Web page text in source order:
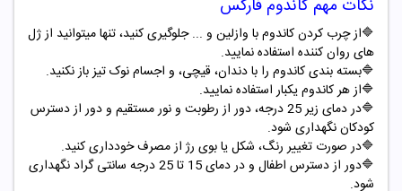
نکات مهم کاندوم فارکس
🔷از چرب کردن کاندوم با وازلین و ... جلوگیری کنید، تنها میتوانید از ژل
های روان کننده استفاده نمایید.
🔷بسته بندی کاندوم را با دندان، قیچی، و اجسام نوک تیز باز نکنید.
🔷از هر کاندوم یکبار استفاده نمایید.
🔷در دمای زیر 25 درجه، دور از رطوبت و نور مستقیم و دور از دسترس
کودکان نگهداری شود.
🔷در صورت تغییر رنگ، شکل یا بوی رژ از مصرف خودداری کنید.
🔷دور از دسترس اطفال و در دمای 15 تا 25 درجه سانتی گراد نگهداری
شود.